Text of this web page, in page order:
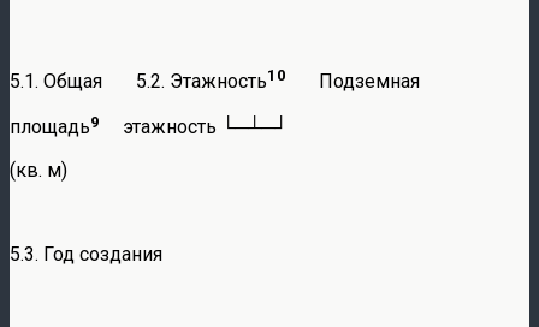
5.1. Общая 5.2. Этажность10 Подземная
площадь9
этажность └─┴─┘
(кв. м)
5.3. Год создания